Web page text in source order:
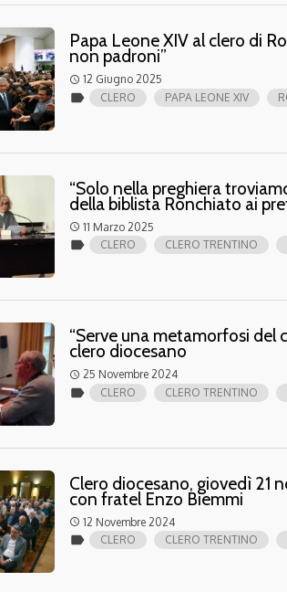
Papa Leone XIV al clero di
non padroni”
access_time 12 Giugno 2025
label CLERO PAPA LEONE XIV
“Solo nella preghiera
della biblista Ronchiato ai
access_time 11 Marzo 2025
label CLERO CLERO TRENTINO
“Serve una metamorfosi del
clero diocesano
access_time 25 Novembre 2024
label CLERO CLERO TRENTINO
Clero diocesano, giovedì 21
con fratel Enzo Biemmi
access_time 12 Novembre 2024
label CLERO CLERO TRENTINO